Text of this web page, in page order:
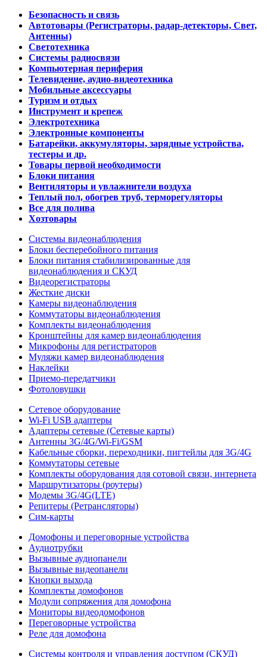
Безопасность и связь
Автотовары (Регистраторы, радар-детекторы, Свет,
Антенны)
Светотехника
Системы радиосвязи
Компьютерная периферия
Телевидение, аудио-видеотехника
Мобильные аксессуары
Туризм и отдых
Инструмент и крепеж
Электротехника
Электронные компоненты
Батарейки, аккумуляторы, зарядные устройства,
тестеры и др.
Товары первой необходимости
Блоки питания
Вентиляторы и увлажнители воздуха
Теплый пол, обогрев труб, терморегуляторы
Все для полива
Хозтовары
Системы видеонаблюдения
Блоки бесперебойного питания
Блоки питания стабилизированные для
видеонаблюдения и СКУД
Видеорегистраторы
Жесткие диски
Камеры видеонаблюдения
Коммутаторы видеонаблюдения
Комплекты видеонаблюдения
Кронштейны для камер видеонаблюдения
Микрофоны для регистраторов
Муляжи камер видеонаблюдения
Наклейки
Приемо-передатчики
Фотоловушки
Сетевое оборудование
Wi-Fi USB адаптеры
Адаптеры сетевые (Сетевые карты)
Антенны 3G/4G/Wi-Fi/GSM
Кабельные сборки, переходники, пигтейлы для 3G/4G
Коммутаторы сетевые
Комплекты оборудования для сотовой связи, интернета
Маршрутизаторы (роутеры)
Модемы 3G/4G(LTE)
Репитеры (Ретрансляторы)
Сим-карты
Домофоны и переговорные устройства
Аудиотрубки
Вызывные аудиопанели
Вызывные видеопанели
Кнопки выхода
Комплекты домофонов
Модули сопряжения для домофона
Мониторы видеодомофонов
Переговорные устройства
Реле для домофона
Системы контроля и управления доступом (СКУД)